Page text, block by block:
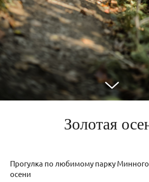
Золотая
Прогулка по любимому парку Минного
осени